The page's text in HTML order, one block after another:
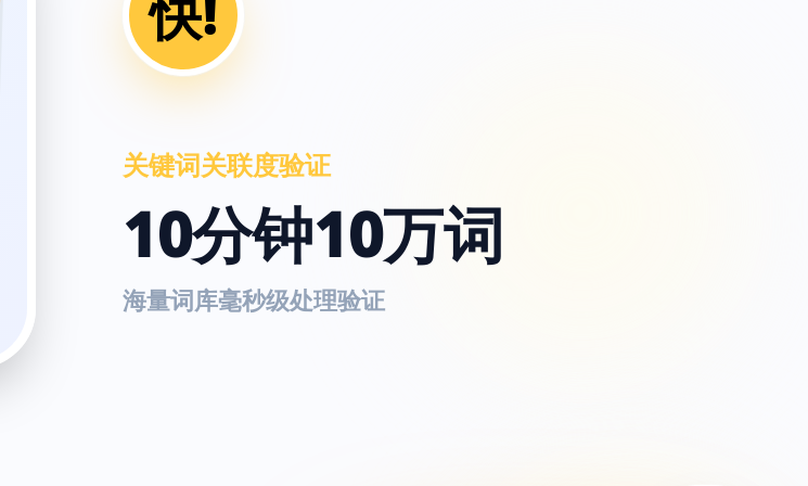
快!
关键词关联度验证
10分钟10万词
海量词库毫秒级处理验证